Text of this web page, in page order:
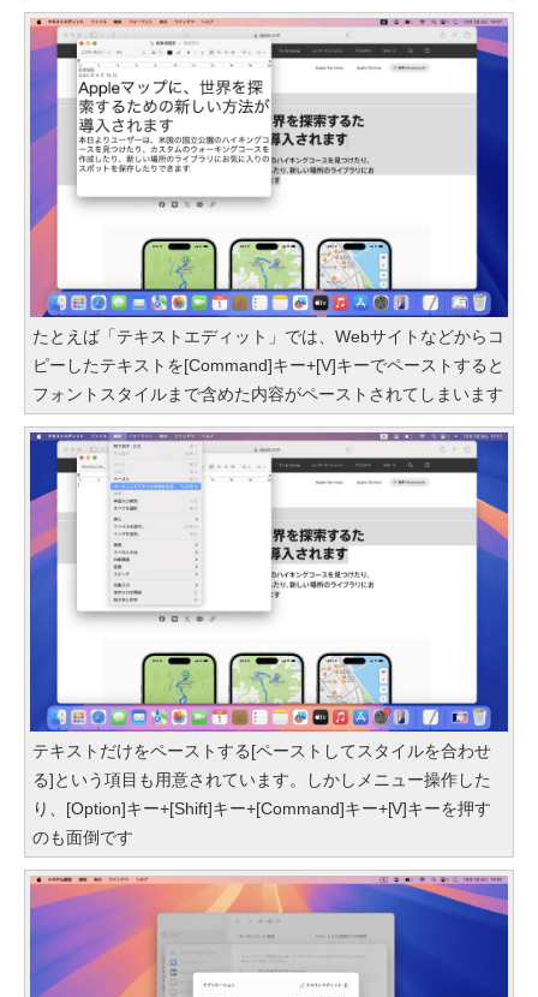
たとえば「テキストエディット」では、Webサイトなどからコ
ピーしたテキストを[Command]キー+[V]キーでペーストすると
フォントスタイルまで含めた内容がペーストされてしまいます
テキストだけをペーストする[ペーストしてスタイルを合わせ
る]という項目も用意されています。しかしメニュー操作した
り、[Option]キー+[Shift]キー+[Command]キー+[V]キーを押す
のも面倒です